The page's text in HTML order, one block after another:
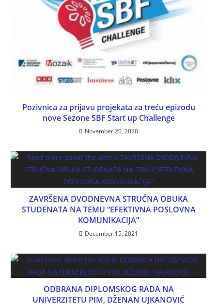
Pozivnica za prijavu projekata za treću epizodu
nove Sezone SBF Start up Challenge
November 20, 2020
ZAVRŠENA DVODNEVNA STRUČNA OBUKA
STUDENATA NA TEMU “EFEKTIVNA POSLOVNA
KOMUNIKACIJA”
December 15, 2021
ODBRANA DIPLOMSKOG RADA NA
UNIVERZITETU PIM, DŽENAN UJKANOVIĆ